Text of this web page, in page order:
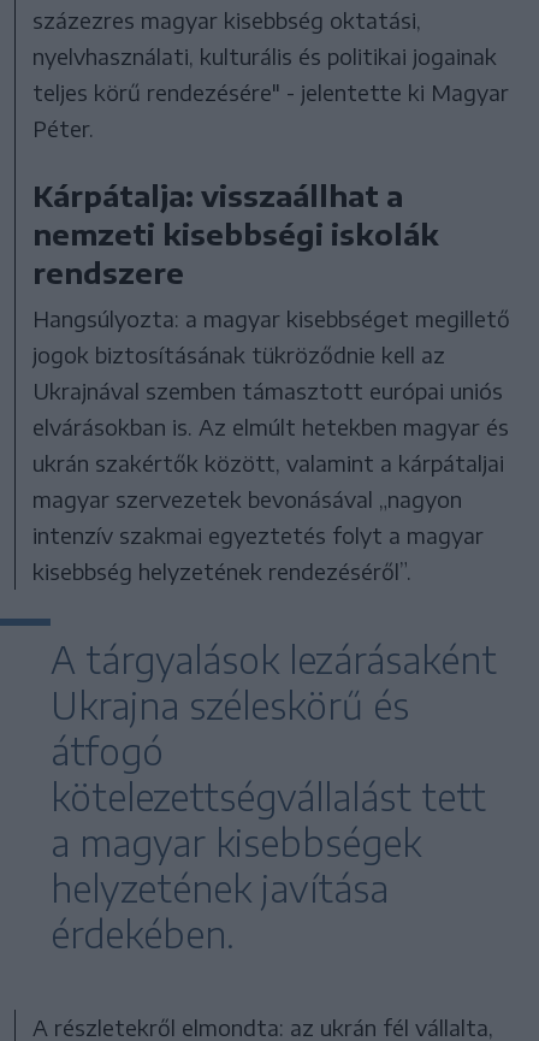
százezres magyar kisebbség oktatási,
nyelvhasználati, kulturális és politikai jogainak
teljes körű rendezésére" - jelentette ki Magyar
Péter.
Kárpátalja: visszaállhat a
nemzeti kisebbségi iskolák
rendszere
Hangsúlyozta: a magyar kisebbséget megillető
jogok biztosításának tükröződnie kell az
Ukrajnával szemben támasztott európai uniós
elvárásokban is. Az elmúlt hetekben magyar és
ukrán szakértők között, valamint a kárpátaljai
magyar szervezetek bevonásával „nagyon
intenzív szakmai egyeztetés folyt a magyar
kisebbség helyzetének rendezéséről”.
A tárgyalások lezárásaként
Ukrajna széleskörű és
átfogó
kötelezettségvállalást tett
a magyar kisebbségek
helyzetének javítása
érdekében.
A részletekről elmondta: az ukrán fél vállalta,